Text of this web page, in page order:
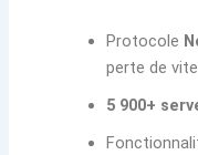
Protocole
perte de
5 900+